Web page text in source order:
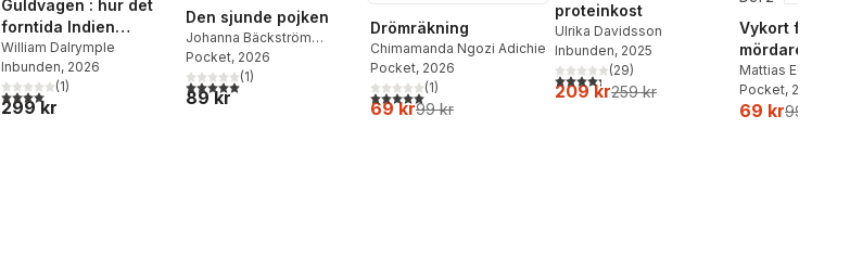
Guldvägen : hur det
forntida Indien
förändrade världen
William Dalrymple
Inbunden, 2026
4,0utav 5 stjärnor. Totalt antal röster:
(1)
299 kr
Den sjunde pojken
Johanna Bäckström
Lerneby
Pocket, 2026
5,0utav 5 stjärnor. Totalt antal röster:
(1)
89 kr
Drömräkning
Chimamanda Ngozi Adichie
Pocket, 2026
5,0utav 5 stjärnor. Totalt antal röster:
(1)
69 kr99 kr
proteinkost
Ulrika Davidsson
Inbunden, 2025
4,3utav 5 stjärnor. Totalt antal röster:
(29)
209 kr259 kr
Vykort från en
mördare
Mattias
Pocket, 2026
69 kr99 kr